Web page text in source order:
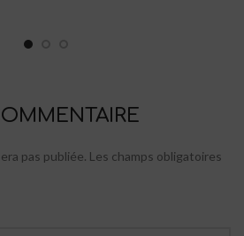
pas publiée. Les champs obligatoires